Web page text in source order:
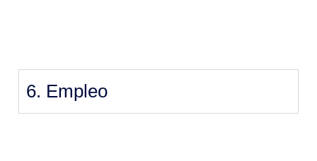
6. Empleo